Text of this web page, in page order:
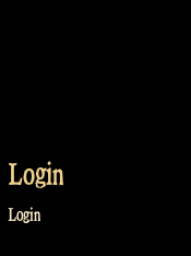
Login
Login